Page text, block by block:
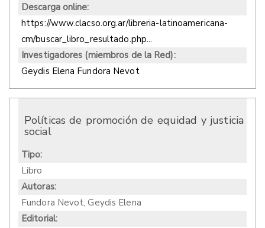
Descarga online:
https://www.clacso.org.ar/libreria-latinoamericana-
cm/buscar_libro_resultado.php...
Investigadores (miembros de la Red):
Geydis Elena Fundora Nevot
Políticas de promoción de equidad y justicia
social
Tipo:
Libro
Autoras:
Fundora Nevot, Geydis Elena
Editorial: